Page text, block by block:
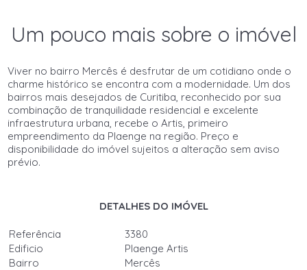
Um pouco mais sobre o imóvel
Viver no bairro Mercês é desfrutar de um cotidiano onde o
charme histórico se encontra com a modernidade. Um dos
bairros mais desejados de Curitiba, reconhecido por sua
combinação de tranquilidade residencial e excelente
infraestrutura urbana, recebe o Artis, primeiro
empreendimento da Plaenge na região. Preço e
disponibilidade do imóvel sujeitos a alteração sem aviso
prévio.
DETALHES DO IMÓVEL
Referência
3380
Edificio
Plaenge Artis
Bairro
Mercês